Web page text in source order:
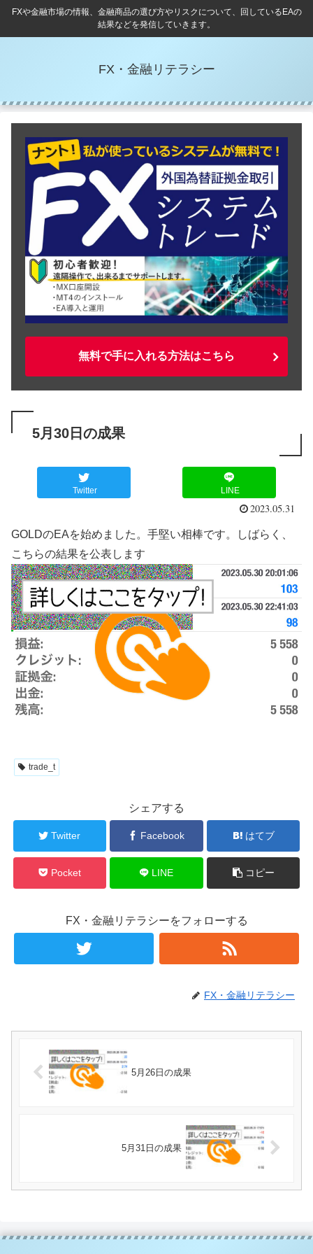
FXや金融市場の情報、金融商品の選び方やリスクについて、回しているEAの
結果などを発信していきます。
FX・金融リテラシー
無料で手に入れる方法はこちら
5月30日の成果
Twitter LINE
2023.05.31
GOLDのEAを始めました。手堅い相棒です。しばらく、
こちらの結果を公表します
trade_t
シェアする
Twitter Facebook はてブ
Pocket LINE コピー
FX・金融リテラシーをフォローする
FX・金融リテラシー
5月26日の成果
5月31日の成果